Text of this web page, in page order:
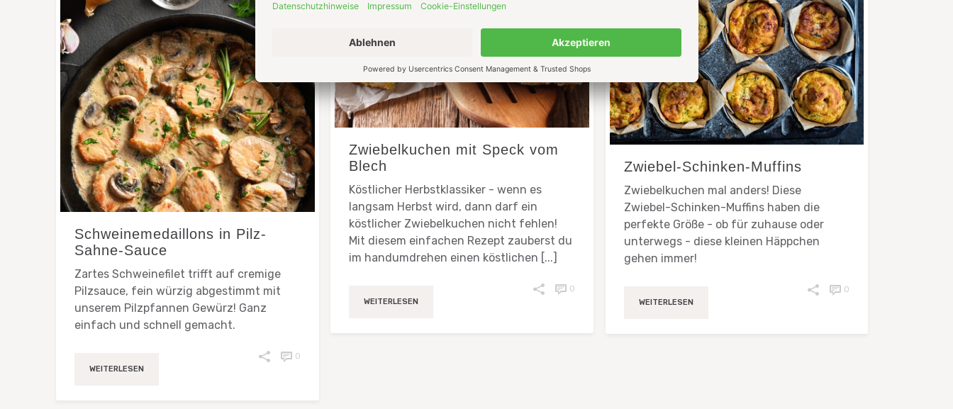
Zwiebelkuchen mit Speck vom
Blech
Köstlicher Herbstklassiker - wenn es
langsam Herbst wird, dann darf ein
köstlicher Zwiebelkuchen nicht fehlen!
Mit diesem einfachen Rezept zauberst du
im handumdrehen einen köstlichen [...]
WEITERLESEN
0
Zwiebel-Schinken-Muffins
Zwiebelkuchen mal anders! Diese
Zwiebel-Schinken-Muffins haben die
perfekte Größe - ob für zuhause oder
unterwegs - diese kleinen Häppchen
gehen immer!
WEITERLESEN
0
Schweinemedaillons in Pilz-
Sahne-Sauce
Zartes Schweinefilet trifft auf cremige
Pilzsauce, fein würzig abgestimmt mit
unserem Pilzpfannen Gewürz! Ganz
einfach und schnell gemacht.
WEITERLESEN
0